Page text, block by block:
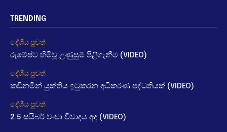
TRENDING
දේශීය පුවත්
රුමේෂ්ට හිමිවූ උණුසුම් පිළිගැනීම (VIDEO)
දේශීය පුවත්
කඩිනමින් යුක්තිය ඉටුකරන අධිකරණ පද්ධතියක් (VIDEO)
දේශීය පුවත්
2.5 සයිබර් වංචා විවාදය අද (VIDEO)